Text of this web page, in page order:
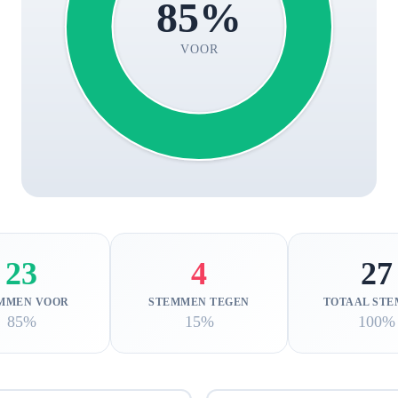
85%
VOOR
23
VOOR
85%
4
STEMMEN TEGEN
15%
27
TOTAAL
100%